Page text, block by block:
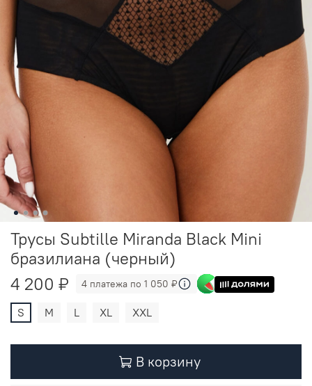
Трусы Subtille Miranda Black Mini
бразилиана (черный)
4 200 ₽
4 платежа по 1 050 ₽
S M L XL XXL
В корзину